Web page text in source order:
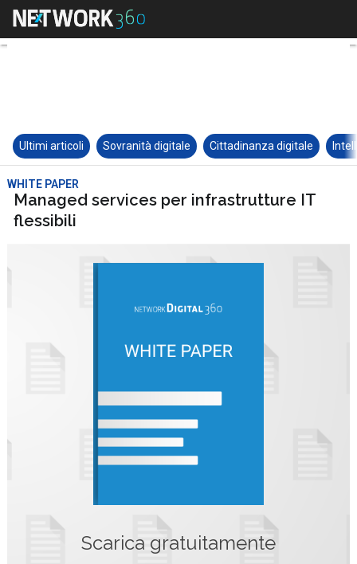
Ultimi articoli Sovranità digitale Cittadinanza digitale
WHITE PAPER
Managed services per infrastrutture IT
flessibili
Scarica gratuitamente